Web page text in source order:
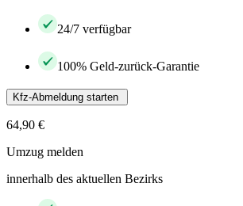
24/7 verfügbar
100% Geld-zurück-Garantie
Kfz-Abmeldung starten
64,90 €
Umzug melden
innerhalb des aktuellen Bezirks